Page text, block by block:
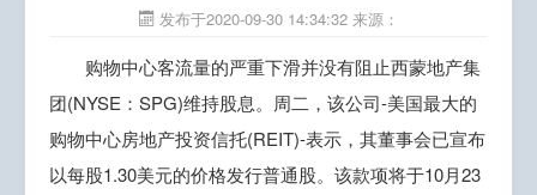
发布于2020-09-30 14:34:32 来源：
购物中心客流量的严重下滑并没有阻止西蒙地产集
团(NYSE：SPG)维持股息。周二，该公司-美国最大的
购物中心房地产投资信托(REIT)-表示，其董事会已宣布
以每股1.30美元的价格发行普通股。该款项将于10月23